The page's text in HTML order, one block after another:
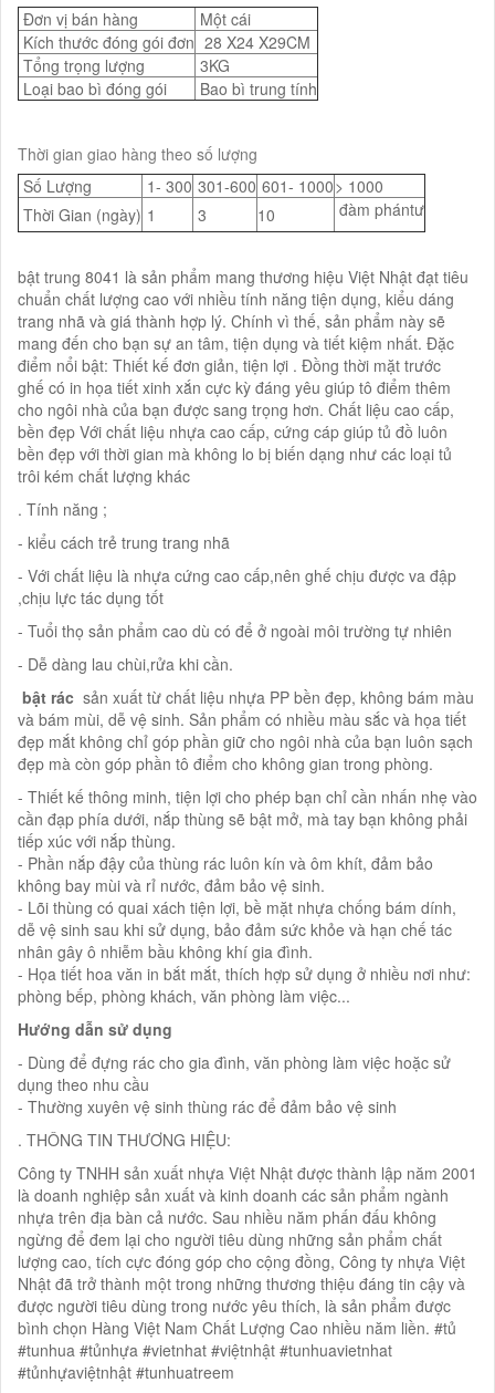
Đơn vị bán hàng
Một cái
Kích thước đóng gói đơn 28 X24 X29CM
Tổng trọng lượng
3KG
Loại bao bì đóng gói
Bao bì trung tính
Thời gian giao hàng theo số lượng
Số Lượng
1- 300 301-600 601- 1000> 1000
Thời Gian (ngày) 1 3 10 đàm phántư
bật trung 8041 là sản phẩm mang thương hiệu Việt Nhật đạt tiêu
chuẩn chất lượng cao với nhiều tính năng tiện dụng, kiểu dáng
trang nhã và giá thành hợp lý. Chính vì thế, sản phẩm này sẽ
mang đến cho bạn sự an tâm, tiện dụng và tiết kiệm nhất. Đặc
điểm nổi bật: Thiết kế đơn giản, tiện lợi . Đồng thời mặt trước
ghế có in họa tiết xinh xắn cực kỳ đáng yêu giúp tô điểm thêm
cho ngôi nhà của bạn được sang trọng hơn. Chất liệu cao cấp,
bền đẹp Với chất liệu nhựa cao cấp, cứng cáp giúp tủ đồ luôn
bền đẹp với thời gian mà không lo bị biến dạng như các loại tủ
trôi kém chất lượng khác
. Tính năng ;
- kiểu cách trẻ trung trang nhã
- Với chất liệu là nhựa cứng cao cấp,nên ghế chịu được va đập
,chịu lực tác dụng tốt
- Tuổi thọ sản phẩm cao dù có để ở ngoài môi trường tự nhiên
- Dễ dàng lau chùi,rửa khi cần.
​ bật rác sản xuất từ chất liệu nhựa PP bền đẹp, không bám màu
và bám mùi, dễ vệ sinh. Sản phẩm có nhiều màu sắc và họa tiết
đẹp mắt không chỉ góp phần giữ cho ngôi nhà của bạn luôn sạch
đẹp mà còn góp phần tô điểm cho không gian trong phòng.
- Thiết kế thông minh, tiện lợi cho phép bạn chỉ cần nhấn nhẹ vào
cần đạp phía dưới, nắp thùng sẽ bật mở, mà tay bạn không phải
tiếp xúc với nắp thùng.
- Phần nắp đậy của thùng rác luôn kín và ôm khít, đảm bảo
không bay mùi và rỉ nước, đảm bảo vệ sinh.
- Lõi thùng có quai xách tiện lợi, bề mặt nhựa chống bám dính,
dễ vệ sinh sau khi sử dụng, bảo đảm sức khỏe và hạn chế tác
nhân gây ô nhiễm bầu không khí gia đình.
- Họa tiết hoa văn in bắt mắt, thích hợp sử dụng ở nhiều nơi như:
phòng bếp, phòng khách, văn phòng làm việc...
Hướng dẫn sử dụng
- Dùng để đựng rác cho gia đình, văn phòng làm việc hoặc sử
dụng theo nhu cầu
- Thường xuyên vệ sinh thùng rác để đảm bảo vệ sinh
. THÔNG TIN THƯƠNG HIỆU:
Công ty TNHH sản xuất nhựa Việt Nhật được thành lập năm 2001
là doanh nghiệp sản xuất và kinh doanh các sản phẩm ngành
nhựa trên địa bàn cả nước. Sau nhiều năm phấn đấu không
ngừng để đem lại cho người tiêu dùng những sản phẩm chất
lượng cao, tích cực đóng góp cho cộng đồng, Công ty nhựa Việt
Nhật đã trở thành một trong những thương thiệu đáng tin cậy và
được người tiêu dùng trong nước yêu thích, là sản phẩm được
bình chọn Hàng Việt Nam Chất Lượng Cao nhiều năm liền. #tủ
#tunhua #tủnhựa #vietnhat #việtnhật #tunhuavietnhat
#tủnhựaviệtnhật #tunhuatreem